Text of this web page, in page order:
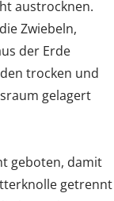
austrocknen.
Zwiebeln,
der Erde
trocken und
gelagert
geboten, damit
getrennt